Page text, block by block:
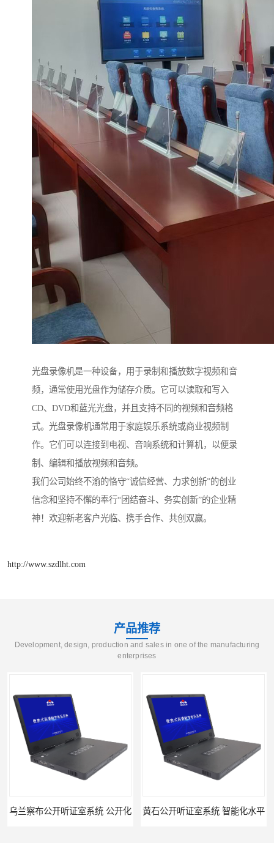
光盘录像机是一种设备，用于录制和播放数字视频和音
频，通常使用光盘作为储存介质。它可以读取和写入
CD、DVD和蓝光光盘，并且支持不同的视频和音频格
式。光盘录像机通常用于家庭娱乐系统或商业视频制
作。它们可以连接到电视、音响系统和计算机，以便录
制、编辑和播放视频和音频。
我们公司始终不渝的恪守“诚信经营、力求创新”的创业
信念和坚持不懈的奉行“团结奋斗、务实创新”的企业精
神！欢迎新老客户光临、携手合作、共创双赢。
http://www.szdlht.com
产品推荐
Development, design, production and sales in one of the manufacturing
enterprises
黄石公开听证室系统 智能化水平